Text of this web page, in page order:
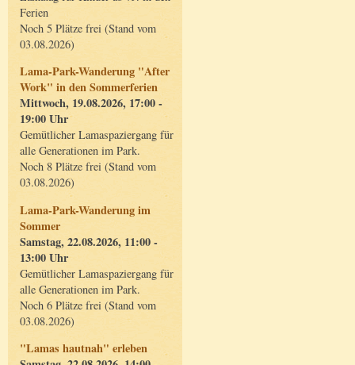
Ferien
Noch 5 Plätze frei (Stand vom
03.08.2026)
Lama-Park-Wanderung "After
Work" in den Sommerferien
Mittwoch, 19.08.2026, 17:00 -
19:00 Uhr
Gemütlicher Lamaspaziergang für
alle Generationen im Park.
Noch 8 Plätze frei (Stand vom
03.08.2026)
Lama-Park-Wanderung im
Sommer
Samstag, 22.08.2026, 11:00 -
13:00 Uhr
Gemütlicher Lamaspaziergang für
alle Generationen im Park.
Noch 6 Plätze frei (Stand vom
03.08.2026)
"Lamas hautnah" erleben